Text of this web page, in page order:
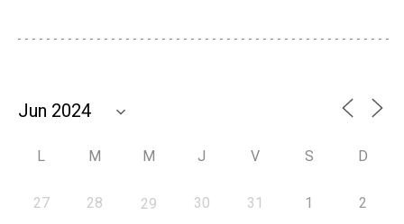
L M M J V S D
27 28 29 30 31 1 2